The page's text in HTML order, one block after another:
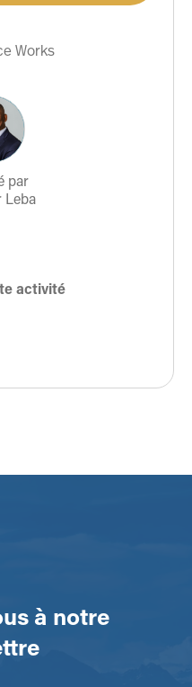
Works
par
Leba
activité
à notre